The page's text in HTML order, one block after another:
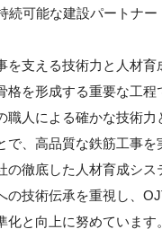
続可能な建設パートナー
を支える技術力と人材育
格を形成する重要な工程
職人による確かな技術力
で、高品質な鉄筋工事を
の徹底した人材育成シス
の技術伝承を重視し、
化と向上に努めています